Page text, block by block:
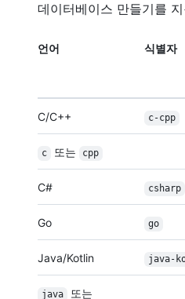
데이터베이스 만들기를
언어 식별자
C/C++ c-cpp
c 또는 cpp
C# csharp
Go go
Java/Kotlin java-
java 또는